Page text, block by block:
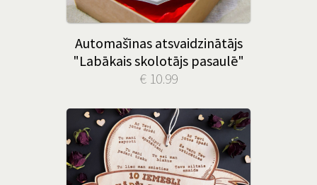
Automašīnas atsvaidzinātājs
"Labākais skolotājs pasaulē"
€ 10.99